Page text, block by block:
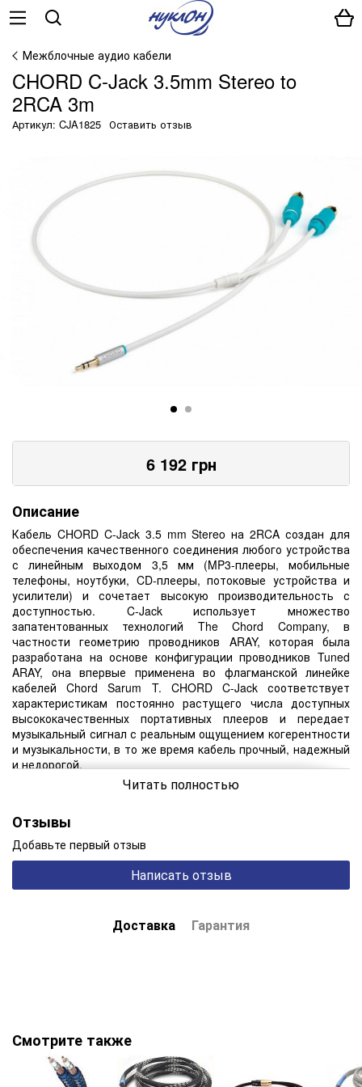
Межблочные аудио кабели
CHORD C-Jack 3.5mm Stereo to
2RCA 3m
Артикул: CJA1825 Оставить отзыв
6 192грн
Описание
Кабель CHORD C-Jack 3.5 mm Stereo на 2RCA создан для
обеспечения качественного соединения любого устройства
с линейным выходом 3,5 мм (MP3-плееры, мобильные
телефоны, ноутбуки, CD-плееры, потоковые устройства и
усилители) и сочетает высокую производительность с
доступностью. C-Jack использует множество
запатентованных технологий The Chord Company, в
частности геометрию проводников ARAY, которая была
разработана на основе конфигурации проводников Tuned
ARAY, она впервые применена во флагманской линейке
кабелей Chord Sarum T. CHORD C-Jack соответствует
характеристикам постоянно растущего числа доступных
высококачественных портативных плееров и передает
музыкальный сигнал с реальным ощущением когерентности
и музыкальности, в то же время кабель прочный, надежный
и недорогой.
Общие
Цвет изоляции белый
Страна (головной офис) Великобритания
Гарантийный срок 1 год
Тип аудио кабеля Стерео
Материал проводника бескислородная медь (OFC)
Тканевая оплетка нет
Читать полностью
Отзывы
Добавьте первый отзыв
Написать отзыв
Доставка Гарантия
Смотрите также